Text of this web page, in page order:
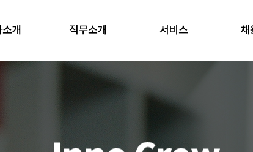
개 직무소개 서비스 채